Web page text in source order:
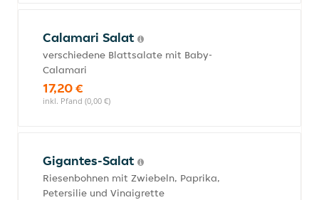
Calamari Salat
verschiedene Blattsalate mit Baby-
Calamari
17,20 €
inkl. Pfand (0,00 €)
Gigantes-Salat
Riesenbohnen mit Zwiebeln, Paprika,
Petersilie und Vinaigrette